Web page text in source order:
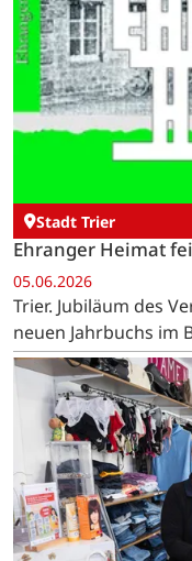
Stadt Trier
Ehranger Heimat
05.06.2026
Trier. Jubiläum des
neuen Jahrbuchs im